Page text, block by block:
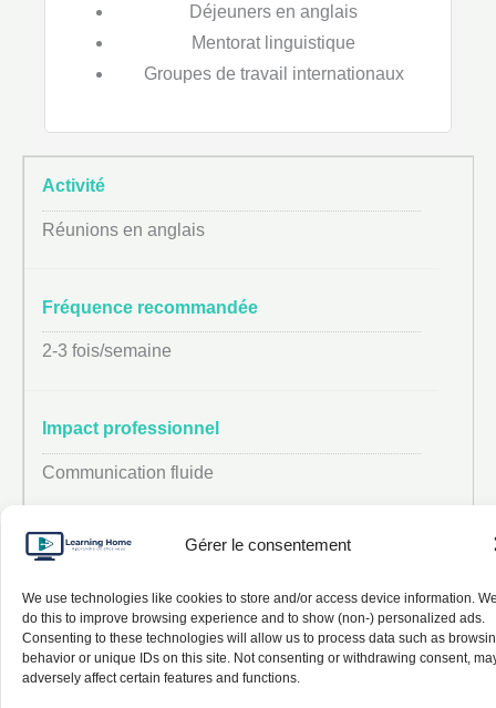
Gérer le consentement
We use technologies like cookies to store and/or access device information.
do this to improve browsing experience and to show (non-) personalized ads.
Consenting to these technologies will allow us to process data such as
behavior or unique IDs on this site. Not consenting or withdrawing consent,
adversely affect certain features and functions.
Déjeuners en anglais
Mentorat linguistique
Groupes de travail internationaux
Réunions en anglais
2-3 fois/semaine
Communication fluide
Échanges informels